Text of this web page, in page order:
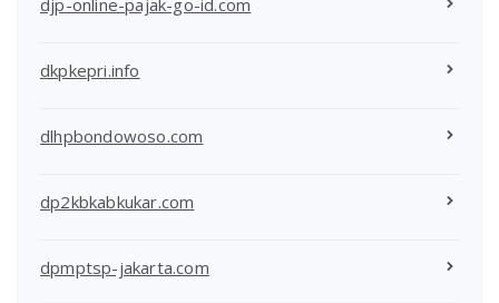
dkpkepri.info
dlhpbondowoso.com
dp2kbkabkukar.com
dpmptsp-jakarta.com